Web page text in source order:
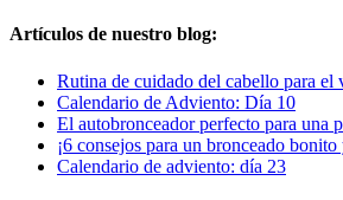
Artículos de nuestro blog:
Rutina de cuidado del cabello para el
Calendario de Adviento: Día 10
El autobronceador perfecto para una
¡6 consejos para un bronceado
Calendario de adviento: día 23